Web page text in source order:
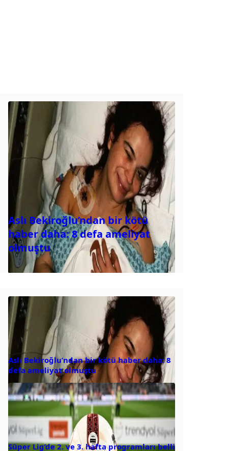
Aslı Bekiroğlu’ndan bir kötü
haber daha: 8 defa ameliyat
olmuştu
Aslı Bekiroğlu’ndan bir kötü haber daha: 8
defa ameliyat olmuştu
Süper Lig’de 2. ve 3. hafta programları belli